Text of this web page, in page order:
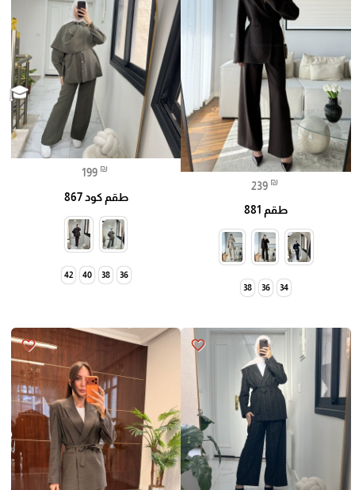
239 ₪
طقم 881
34
36
38
199 ₪
طقم كود 867
36
38
40
42
favorite_border
favorite_border